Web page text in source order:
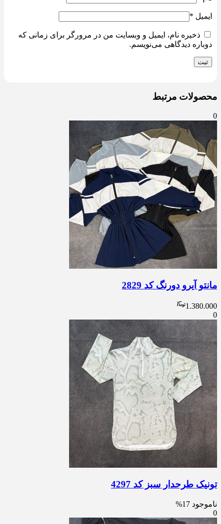
ایمیل *
ذخیره نام، ایمیل و وبسایت من در مرورگر برای زمانی که
دوباره دیدگاهی می‌نویسم.
محصولات مرتبط
0
مانتو آیرو دورنگ کد 2829
1.380.000
0
تونیک طرحدار سبز کد 4297
ناموجود 17%
0